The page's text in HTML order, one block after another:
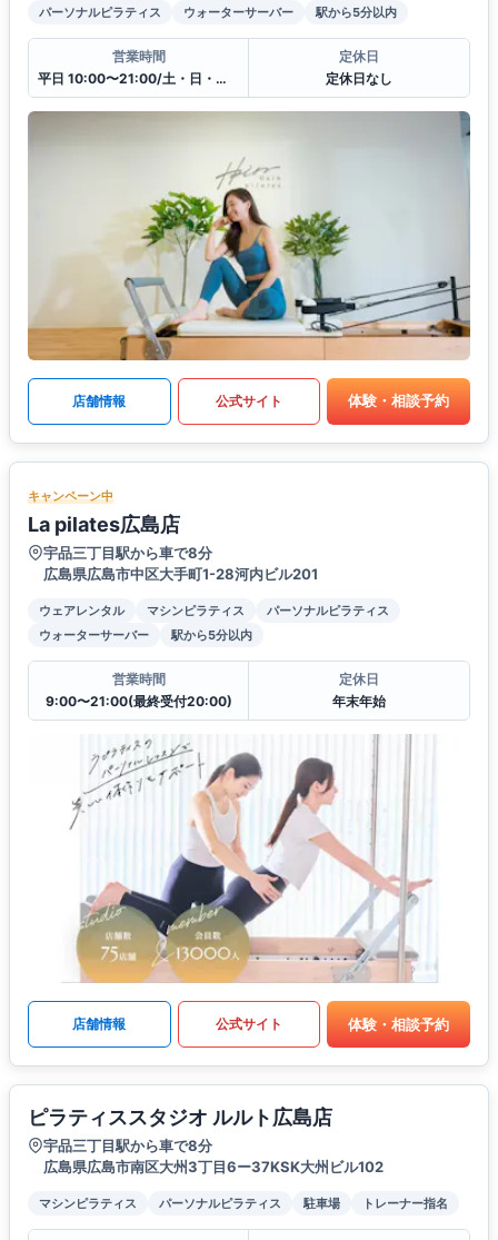
パーソナルピラティス
ウォーターサーバー 駅から5分以内
営業時間
平日 10:00〜21:00/土・日・祝10:00〜19:00
定休日
定休日なし
店舗情報 公式サイト 体験・相談予約
キャンペーン中
La pilates広島店
宇品三丁目駅から車で8分
広島県広島市中区大手町1-28河内ビル201
ウェアレンタル マシンピラティス
パーソナルピラティス
ウォーターサーバー
駅から5分以内
営業時間
9:00〜21:00(最終受付20:00)
定休日
年末年始
店舗情報 公式サイト 体験・相談予約
ピラティススタジオ ルルト広島店
宇品三丁目駅から車で8分
広島県広島市南区大州3丁目6ー37KSK大州ビル102
マシンピラティス パーソナルピラティス 駐車場 トレーナー指名